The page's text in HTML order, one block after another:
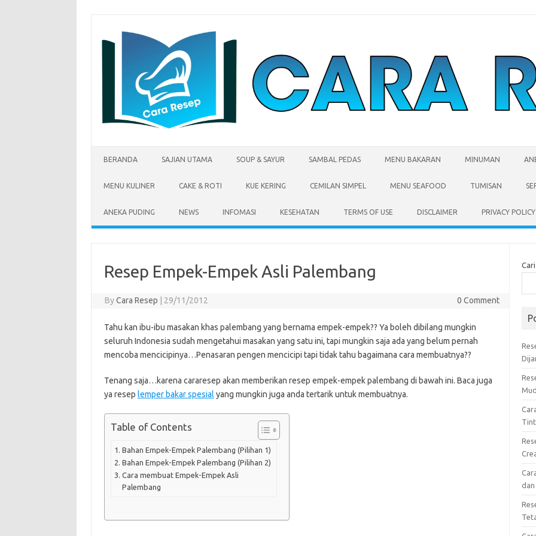
BERANDA SAJIAN UTAMA SOUP & SAYUR SAMBAL PEDAS MENU BAKARAN MINUMAN
MENU KULINER CAKE & ROTI KUE KERING CEMILAN SIMPEL MENU SEAFOOD TUMISAN
ANEKA PUDING NEWS INFOMASI KESEHATAN TERMS OF USE DISCLAIMER PRIVACY POLICY
Resep Empek-Empek Asli Palembang
ByCara Resep | 29/11/2012 0 Comment
Tahu kan ibu-ibu masakan khas palembang yang bernama empek-empek?? Ya boleh dibilang mungkin
seluruh Indonesia sudah mengetahui masakan yang satu ini, tapi mungkin saja ada yang belum pernah
mencoba mencicipinya…Penasaran pengen mencicipi tapi tidak tahu bagaimana cara membuatnya??
Tenang saja…karena cararesep akan memberikan resep empek-empek palembang di bawah ini. Baca juga
ya resep lemper bakar spesial yang mungkin juga anda tertarik untuk membuatnya.
Table of Contents
Bahan Empek-Empek Palembang (Pilihan 1)
Bahan Empek-Empek Palembang (Pilihan 2)
Cara membuat Empek-Empek Asli
Palembang
Cari